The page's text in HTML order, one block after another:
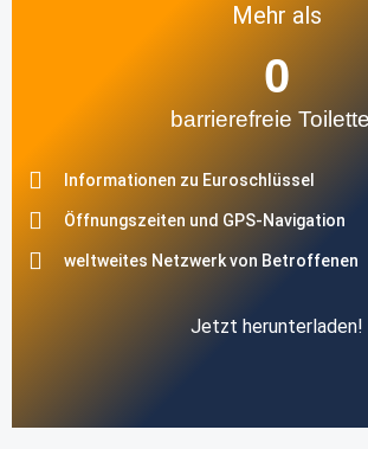
Mehr als
barrierefreie
0
Informationen zu Euroschlüssel
Öffnungszeiten und GPS-Navigation
weltweites Netzwerk von Betroffenen
Jetzt herunterladen!